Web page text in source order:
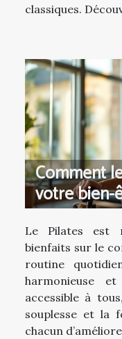
classiques.
Comment
votre bien-
Le Pilates est
bienfaits sur le
routine
harmonieuse
accessible à
souplesse et la
chacun